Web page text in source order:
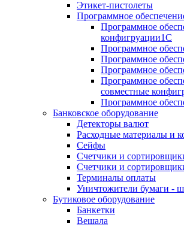
Этикет-пистолеты
Программное
Программное
конфигруации1С
Программное
Программное
Программное
Программное
совместные
Программное
Банковское оборудование
Детекторы валют
Расходные материалы и
Сейфы
Счетчики и
Счетчики и
Терминалы оплаты
Уничтожители бумаги -
Бутиковое оборудование
Банкетки
Вешала